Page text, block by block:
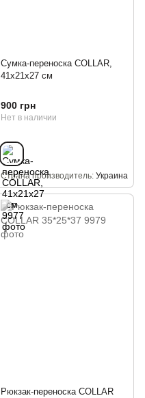
Сумка-переноска COLLAR,
41x21x27 см
900 грн
Нет в наличии
Страна производитель Украина
Рюкзак-переноска COLLAR